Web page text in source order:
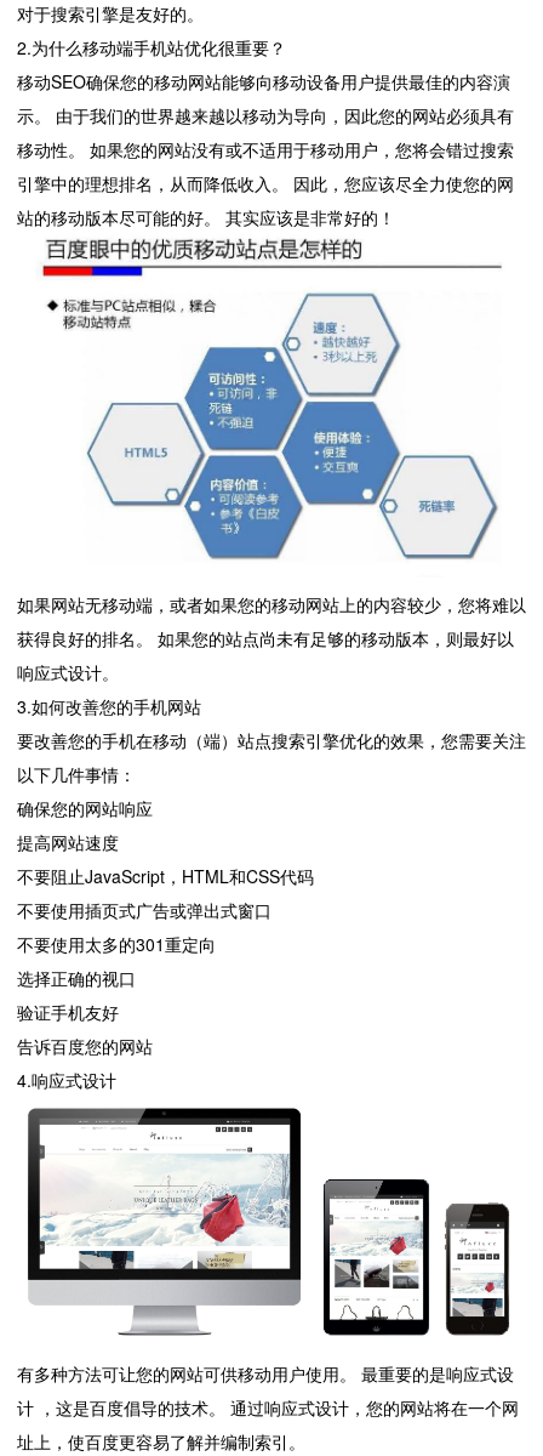
对于搜索引擎是友好的。
2.为什么移动端手机站优化很重要？
移动SEO确保您的移动网站能够向移动设备用户提供最佳的内容演
示。 由于我们的世界越来越以移动为导向，因此您的网站必须具有
移动性。 如果您的网站没有或不适用于移动用户，您将会错过搜索
引擎中的理想排名，从而降低收入。 因此，您应该尽全力使您的网
站的移动版本尽可能的好。 其实应该是非常好的！
如果网站无移动端，或者如果您的移动网站上的内容较少，您将难以
获得良好的排名。 如果您的站点尚未有足够的移动版本，则最好以
响应式设计。
3.如何改善您的手机网站
要改善您的手机在移动（端）站点搜索引擎优化的效果，您需要关注
以下几件事情：
确保您的网站响应
提高网站速度
不要阻止JavaScript，HTML和CSS代码
不要使用插页式广告或弹出式窗口
不要使用太多的301重定向
选择正确的视口
验证手机友好
告诉百度您的网站
4.响应式设计
有多种方法可让您的网站可供移动用户使用。 最重要的是响应式设
计 ，这是百度倡导的技术。 通过响应式设计，您的网站将在一个网
址上，使百度更容易了解并编制索引。